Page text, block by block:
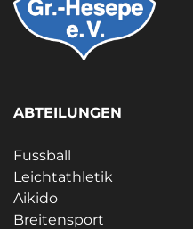
ABTEILUNGEN
Fussball
Leichtathletik
Aikido
Breitensport